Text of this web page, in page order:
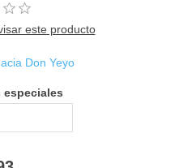
este producto
Don Yeyo